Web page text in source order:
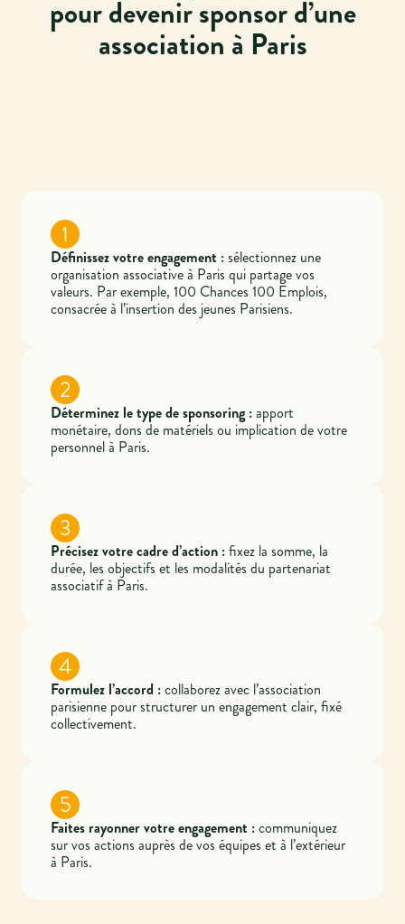
pour devenir sponsor d’une
association à Paris
1
Définissez votre engagement :sélectionnez une
organisation associative à Paris qui partage vos
valeurs. Par exemple, 100 Chances 100 Emplois,
consacrée à l’insertion des jeunes Parisiens.
2
Déterminez le type de sponsoring :apport
monétaire, dons de matériels ou implication de votre
personnel à Paris.
3
Précisez votre cadre d’action :fixez la somme, la
durée, les objectifs et les modalités du partenariat
associatif à Paris.
4
Formulez l’accord :collaborez avec l’association
parisienne pour structurer un engagement clair, fixé
collectivement.
5
Faites rayonner votre engagement :communiquez
sur vos actions auprès de vos équipes et à l’extérieur
à Paris.